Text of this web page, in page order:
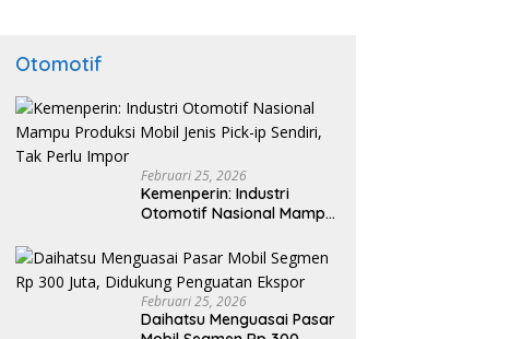
Otomotif
Februari 25, 2026
Kemenperin: Industri
Otomotif Nasional Mampu
ip Sendiri, Tak Perlu Impor
Februari 25, 2026
Daihatsu Menguasai Pasar